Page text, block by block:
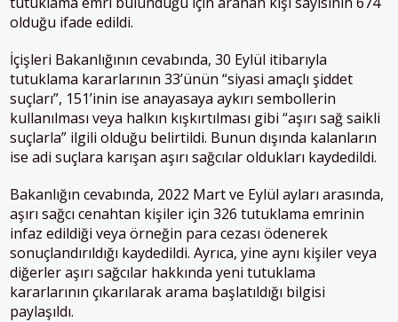
olduğu ifade edildi.
İçişleri Bakanlığının cevabında, 30 Eylül itibarıyla
tutuklama kararlarının 33’ünün “siyasi amaçlı şiddet
suçları”, 151’inin ise anayasaya aykırı sembollerin
kullanılması veya halkın kışkırtılması gibi “aşırı sağ saikli
suçlarla” ilgili olduğu belirtildi. Bunun dışında kalanların
ise adi suçlara karışan aşırı sağcılar oldukları kaydedildi.
Bakanlığın cevabında, 2022 Mart ve Eylül ayları arasında,
aşırı sağcı cenahtan kişiler için 326 tutuklama emrinin
infaz edildiği veya örneğin para cezası ödenerek
sonuçlandırıldığı kaydedildi. Ayrıca, yine aynı kişiler veya
diğerler aşırı sağcılar hakkında yeni tutuklama
kararlarının çıkarılarak arama başlatıldığı bilgisi
paylaşıldı.